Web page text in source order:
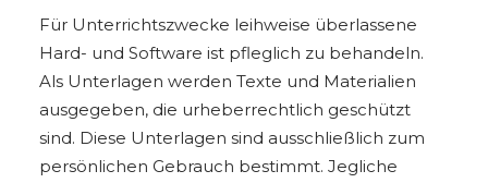
Für Unterrichtszwecke leihweise überlassene
Hard- und Software ist pfleglich zu behandeln.
Als Unterlagen werden Texte und Materialien
ausgegeben, die urheberrechtlich geschützt
sind. Diese Unterlagen sind ausschließlich zum
persönlichen Gebrauch bestimmt. Jegliche